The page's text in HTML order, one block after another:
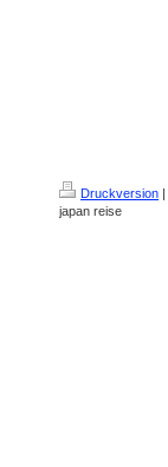
Druckversion |
japan reise